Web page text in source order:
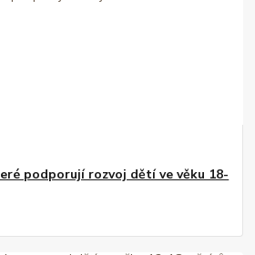
podporují rozvoj dětí ve věku 18-